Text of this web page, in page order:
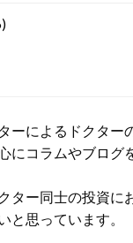
ーによるドクター
にコラムやブログ
ター同士の投資に
と思っています。